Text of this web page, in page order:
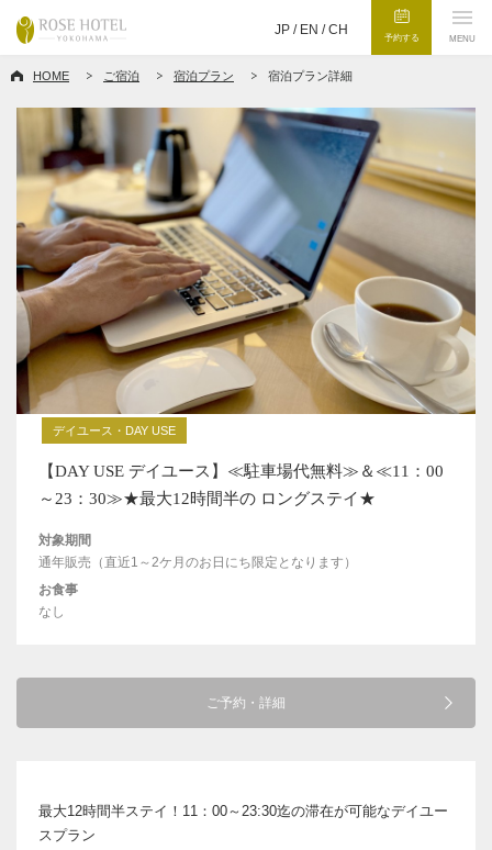
JP / EN /CH
予約する MENU
HOME ご宿泊 宿泊プラン 宿泊プラン詳細
デイユース・DAY USE
【DAY USE デイユース】≪駐車場代無料≫＆≪11：00
～23：30≫★最大12時間半の ロングステイ★
対象期間
通年販売（直近1～2ケ月のお日にち限定となります）
お食事
なし
ご予約・詳細
最大12時間半ステイ！11：00～23:30迄の滞在が可能なデイユー
スプラン